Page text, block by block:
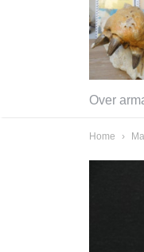
Over
Home ›